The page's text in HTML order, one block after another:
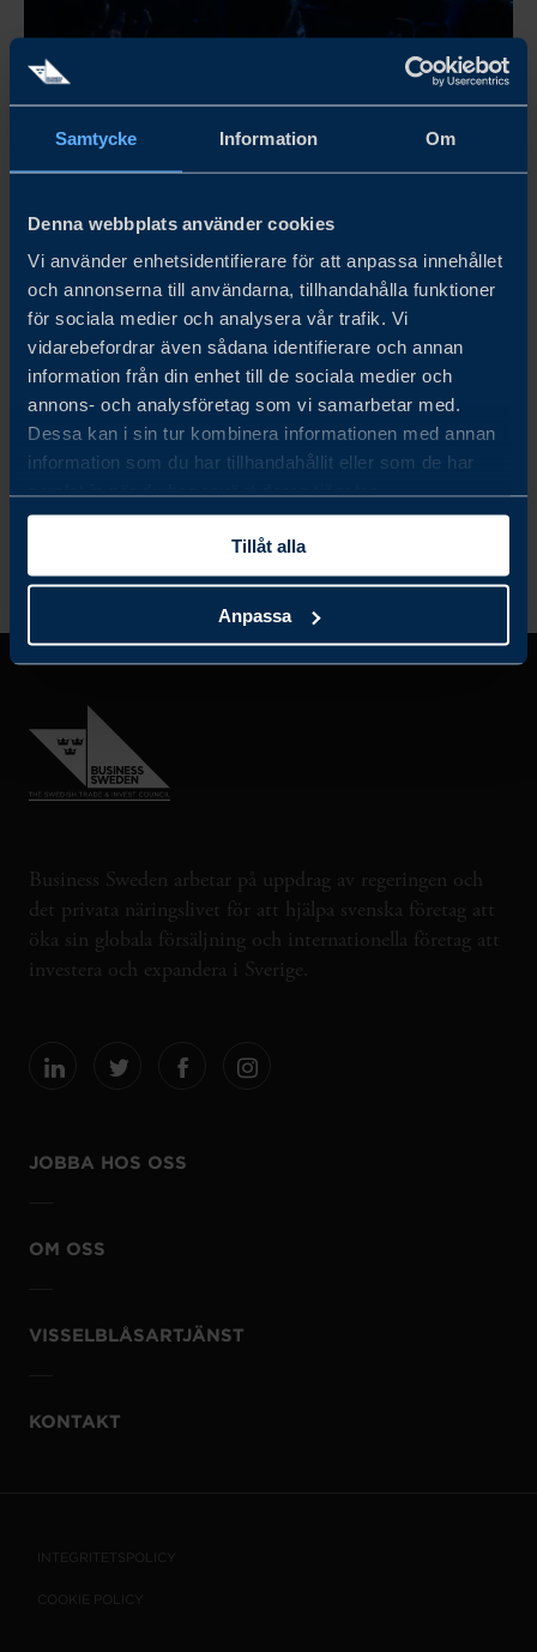
Samtycke Information Om
Denna webbplats använder cookies
Vi använder enhetsidentifierare för att anpassa innehållet
och annonserna till användarna, tillhandahålla funktioner
för sociala medier och analysera vår trafik. Vi
vidarebefordrar även sådana identifierare och annan
information från din enhet till de sociala medier och
annons- och analysföretag som vi samarbetar med.
Dessa kan i sin tur kombinera informationen med annan
information som du har tillhandahållit eller som de har
samlat in när du har använt deras tjänster.
Tillåt alla
Anpassa
aug. 19 - aug. 20, 2026
DALO DAYS 2026
Denmark’s defence procurement is accelerating - are you
ready to compete? Business Sweden helps you position,
partner and meet buyers. Will you secure the partnerships
that shape tomorrow’s defence - or watch others take the
lead?
LÄS MER
Business Sweden arbetar på uppdrag av regeringen och
det privata näringslivet för att hjälpa svenska företag att
öka sin globala försäljning och internationella företag att
investera och expandera i Sverige.
JOBBA HOS OSS
OM OSS
VISSELBLÅSARTJÄNST
KONTAKT
INTEGRITETSPOLICY
COOKIE POLICY